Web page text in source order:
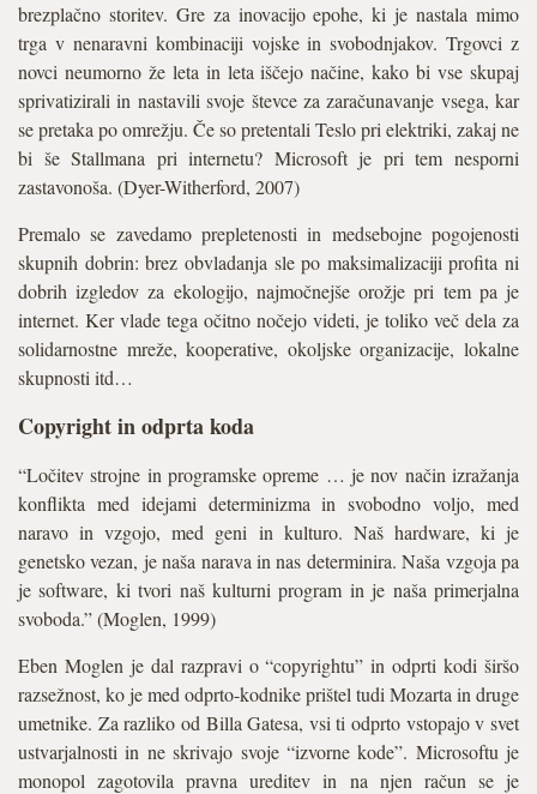
brezplačno storitev. Gre za inovacijo epohe, ki je nastala mimo
trga v nenaravni kombinaciji vojske in svobodnjakov. Trgovci z
novci neumorno že leta in leta iščejo načine, kako bi vse skupaj
sprivatizirali in nastavili svoje števce za zaračunavanje vsega, kar
se pretaka po omrežju. Če so pretentali Teslo pri elektriki, zakaj ne
bi še Stallmana pri internetu? Microsoft je pri tem nesporni
zastavonoša. (Dyer-Witherford, 2007)
Premalo se zavedamo prepletenosti in medsebojne pogojenosti
skupnih dobrin: brez obvladanja sle po maksimalizaciji profita ni
dobrih izgledov za ekologijo, najmočnejše orožje pri tem pa je
internet. Ker vlade tega očitno nočejo videti, je toliko več dela za
solidarnostne mreže, kooperative, okoljske organizacije, lokalne
skupnosti itd…
Copyright in odprta koda
“Ločitev strojne in programske opreme … je nov način izražanja
konflikta med idejami determinizma in svobodno voljo, med
naravo in vzgojo, med geni in kulturo. Naš hardware, ki je
genetsko vezan, je naša narava in nas determinira. Naša vzgoja pa
je software, ki tvori naš kulturni program in je naša primerjalna
svoboda.” (Moglen, 1999)
Eben Moglen je dal razpravi o “copyrightu” in odprti kodi širšo
razsežnost, ko je med odprto-kodnike prištel tudi Mozarta in druge
umetnike. Za razliko od Billa Gatesa, vsi ti odprto vstopajo v svet
ustvarjalnosti in ne skrivajo svoje “izvorne kode”. Microsoftu je
monopol zagotovila pravna ureditev in na njen račun se je